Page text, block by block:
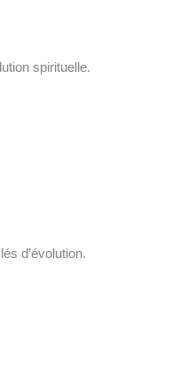
spirituelle.
d’évolution.